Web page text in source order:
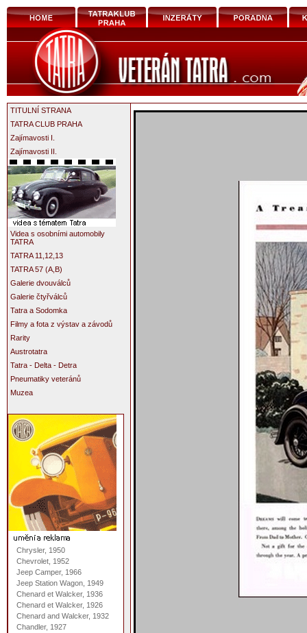
TITULNÍ STRANA
TATRA CLUB PRAHA
Zajímavosti I.
Zajímavosti II.
Videa s osobními automobily
TATRA
TATRA 11,12,13
TATRA 57 (A,B)
Galerie dvouválců
Galerie čtyřválců
Tatra a Sodomka
Filmy a fota z výstav a závodů
Rarity
Austrotatra
Tatra - Delta - Detra
Pneumatiky veteránů
Muzea
Chrysler, 1950
Chevrolet, 1952
Jeep Camper, 1966
Jeep Station Wagon, 1949
Chenard et Walcker, 1936
Chenard et Walcker, 1926
Chenard and Walcker, 1932
Chandler, 1927